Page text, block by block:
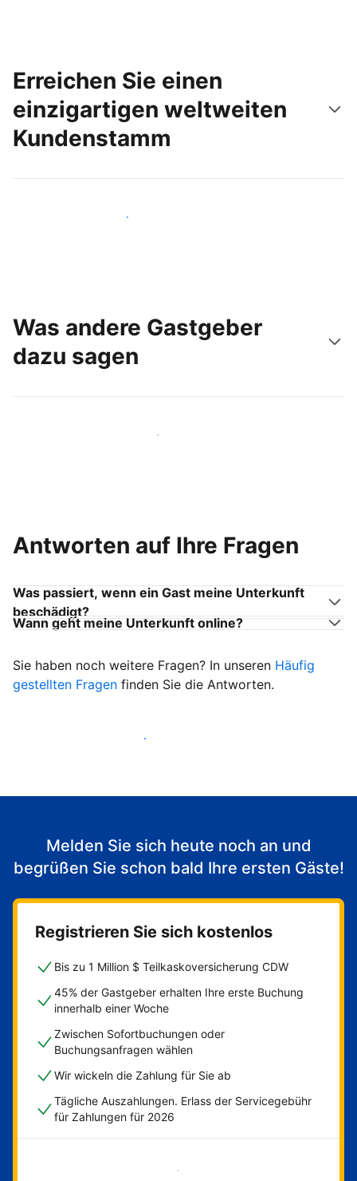
Erreichen Sie einen
einzigartigen weltweiten
Kundenstamm
Noch heute neue Gäste erreichen
Was andere Gastgeber
dazu sagen
Schließen Sie sich Gastgebern wie Ihnen an
Antworten auf Ihre Fragen
Was passiert, wenn ein Gast meine Unterkunft
beschädigt?
Wann geht meine Unterkunft online?
Sie haben noch weitere Fragen? In unseren Häufig
gestellten Fragen finden Sie die Antworten.
Heißen Sie ab sofort Gäste willkommen
Melden Sie sich heute noch an und
begrüßen Sie schon bald Ihre ersten Gäste!
Registrieren Sie sich kostenlos
Bis zu 1 Million $ Teilkaskoversicherung CDW
45% der Gastgeber erhalten Ihre erste Buchung
innerhalb einer Woche
Zwischen Sofortbuchungen oder
Buchungsanfragen wählen
Wir wickeln die Zahlung für Sie ab
Tägliche Auszahlungen. Erlass der Servicegebühr
für Zahlungen für 2026
Jetzt loslegen